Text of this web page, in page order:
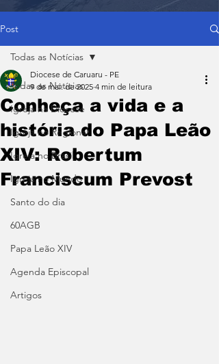
Post
Todas as Notícias
Igreja na Diocese
Igreja no Regional
Igreja no Brasil
Igreja no Mundo
Santo do dia
60AGB
Papa Leão XIV
Agenda Episcopal
Artigos
Todas as Notícias
Conheça a vida e a
história do Papa Leão
XIV: Robertum
Franciscum Prevost
Diocese de Caruaru - PE
9 de mai. de 2025 4 min de leitura